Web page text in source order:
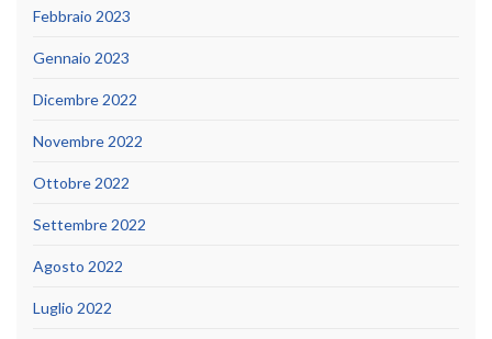
Febbraio 2023
Gennaio 2023
Dicembre 2022
Novembre 2022
Ottobre 2022
Settembre 2022
Agosto 2022
Luglio 2022